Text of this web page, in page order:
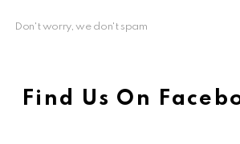
Don't worry, we don't spam
Find Us On